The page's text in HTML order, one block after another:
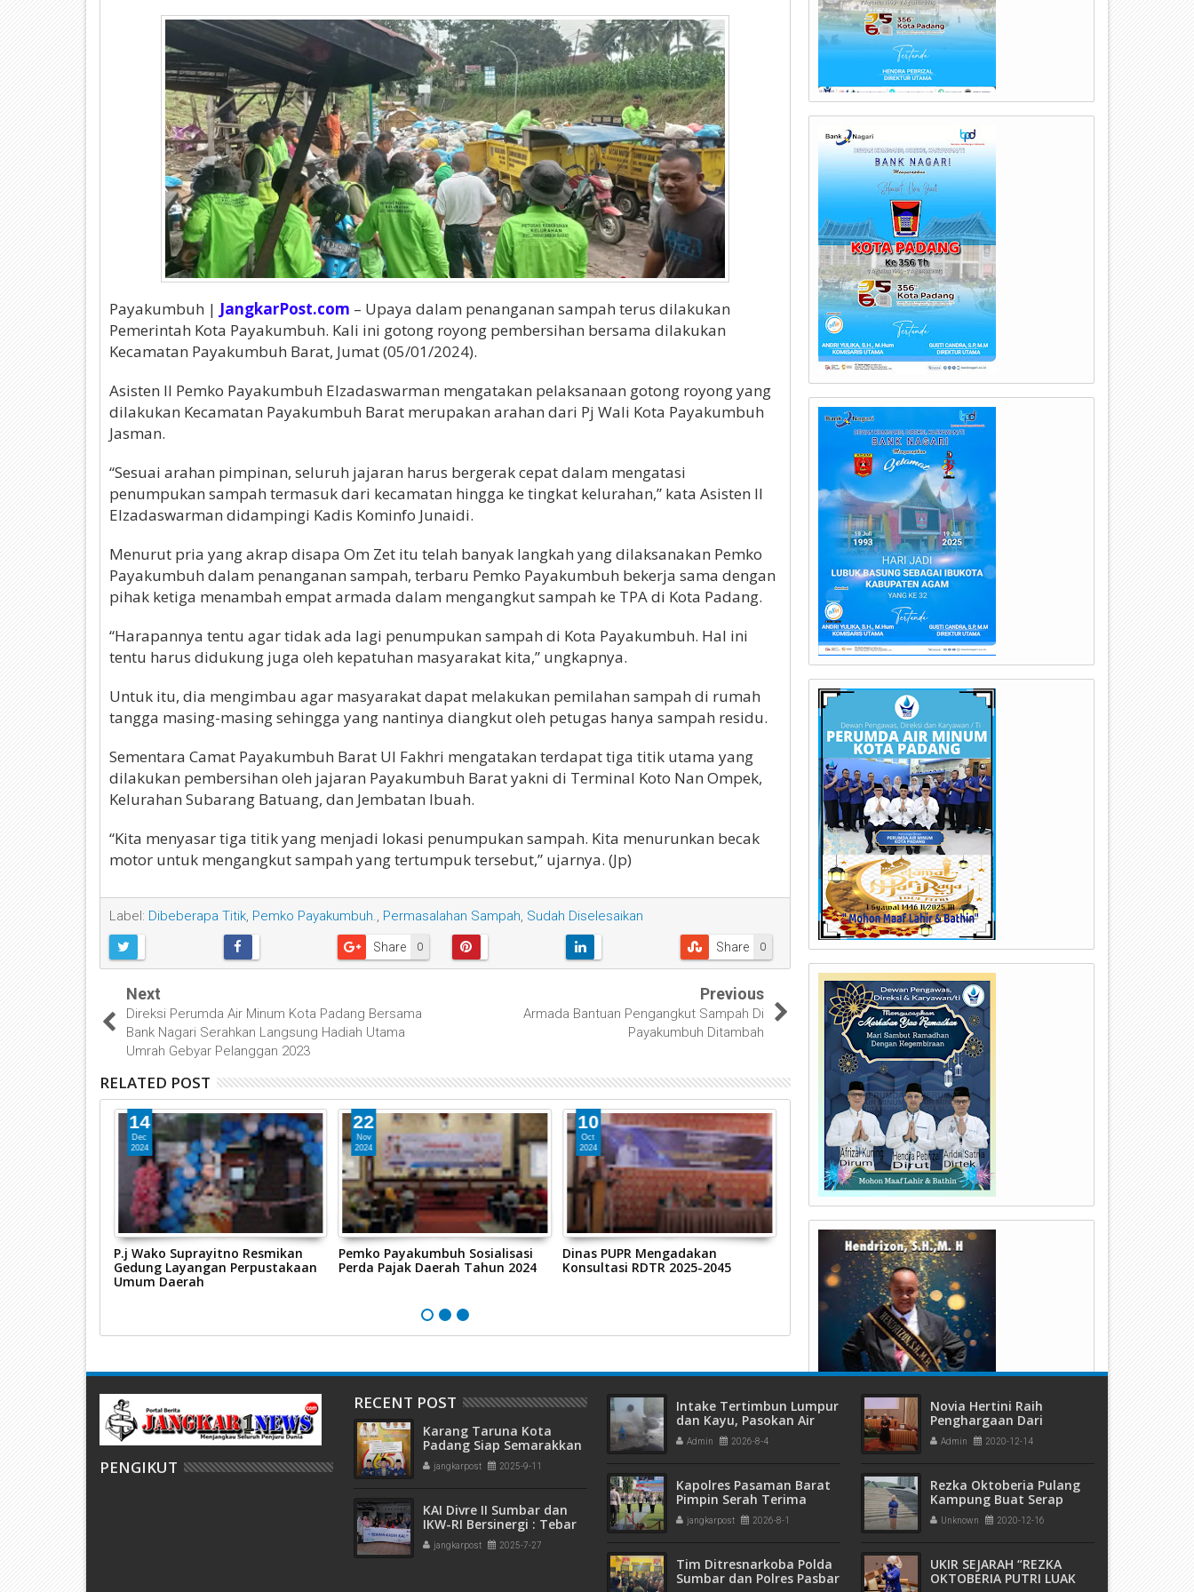
Payakumbuh | JangkarPost.com – Upaya dalam penanganan sampah terus dilakukan
Pemerintah Kota Payakumbuh. Kali ini gotong royong pembersihan bersama dilakukan
Kecamatan Payakumbuh Barat, Jumat (05/01/2024).
Asisten II Pemko Payakumbuh Elzadaswarman mengatakan pelaksanaan gotong royong yang
dilakukan Kecamatan Payakumbuh Barat merupakan arahan dari Pj Wali Kota Payakumbuh
Jasman.
“Sesuai arahan pimpinan, seluruh jajaran harus bergerak cepat dalam mengatasi
penumpukan sampah termasuk dari kecamatan hingga ke tingkat kelurahan,” kata Asisten II
Elzadaswarman didampingi Kadis Kominfo Junaidi.
Menurut pria yang akrap disapa Om Zet itu telah banyak langkah yang dilaksanakan Pemko
Payakumbuh dalam penanganan sampah, terbaru Pemko Payakumbuh bekerja sama dengan
pihak ketiga menambah empat armada dalam mengangkut sampah ke TPA di Kota Padang.
“Harapannya tentu agar tidak ada lagi penumpukan sampah di Kota Payakumbuh. Hal ini
tentu harus didukung juga oleh kepatuhan masyarakat kita,” ungkapnya.
Untuk itu, dia mengimbau agar masyarakat dapat melakukan pemilahan sampah di rumah
tangga masing-masing sehingga yang nantinya diangkut oleh petugas hanya sampah residu.
Sementara Camat Payakumbuh Barat Ul Fakhri mengatakan terdapat tiga titik utama yang
dilakukan pembersihan oleh jajaran Payakumbuh Barat yakni di Terminal Koto Nan Ompek,
Kelurahan Subarang Batuang, dan Jembatan Ibuah.
“Kita menyasar tiga titik yang menjadi lokasi penumpukan sampah. Kita menurunkan becak
motor untuk mengangkut sampah yang tertumpuk tersebut,” ujarnya. (Jp)
Label: Dibeberapa Titik, Pemko Payakumbuh., Permasalahan Sampah, Sudah Diselesaikan
0
Share 0
Share
Next
Direksi Perumda Air Minum Kota Padang Bersama
Bank Nagari Serahkan Langsung Hadiah Utama
Umrah Gebyar Pelanggan 2023
Previous
Armada Bantuan Pengangkut Sampah Di
Payakumbuh Ditambah
RELATED POST
14
Dec
2024
P.j Wako Suprayitno Resmikan
Gedung Layangan Perpustakaan
Umum Daerah
22
Nov
2024
Pemko Payakumbuh Sosialisasi
Perda Pajak Daerah Tahun 2024
10
Oct
2024
Dinas PUPR Mengadakan
Konsultasi RDTR 2025-2045
Pj Wako Suprayitno
Mengukuhkan Sebanyak 104 Guru
Penggerak Angkatan 8 dan 9 Di
Kukuhkan
PENGIKUT
RECENT POST
Karang Taruna Kota
Padang Siap Semarakkan
HUT ke-65 : Dari
Lapangan Hijau hingga
jangkarpost 2025-9-11
KAI Divre II Sumbar dan
IKW-RI Bersinergi : Tebar
Kepedulian Sosial Untuk
Panti Asuhan
jangkarpost 2025-7-27
Intake Tertimbun Lumpur
dan Kayu, Pasokan Air
Bersih di Kota Padang
Terganggu
Admin 2026-8-4
Kapolres Pasaman Barat
Pimpin Serah Terima
Jabatan PJU Polres dan
Kapolsek Sungai Beremas
jangkarpost 2026-8-1
Tim Ditresnarkoba Polda
Sumbar dan Polres Pasbar
Novia Hertini Raih
Penghargaan Dari
Presiden Jokowi
Admin 2020-12-14
Rezka Oktoberia Pulang
Kampung Buat Serap
Aspirasi Warga
Unknown 2020-12-16
UKIR SEJARAH “REZKA
OKTOBERIA PUTRI LUAK